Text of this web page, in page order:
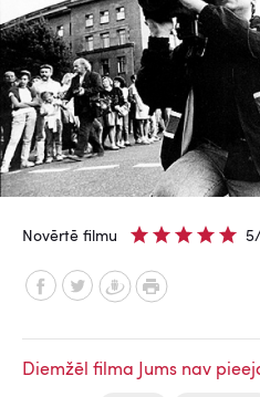
Novērtē filmu
Diemžēl filma Jums nav